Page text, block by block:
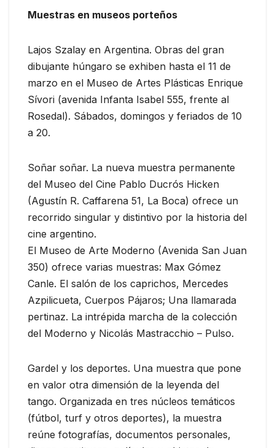
Muestras en museos porteños
Lajos Szalay en Argentina. Obras del gran
dibujante húngaro se exhiben hasta el 11 de
marzo en el Museo de Artes Plásticas Enrique
Sívori (avenida Infanta Isabel 555, frente al
Rosedal). Sábados, domingos y feriados de 10
a 20.
Soñar soñar. La nueva muestra permanente
del Museo del Cine Pablo Ducrós Hicken
(Agustín R. Caffarena 51, La Boca) ofrece un
recorrido singular y distintivo por la historia del
cine argentino.
El Museo de Arte Moderno (Avenida San Juan
350) ofrece varias muestras: Max Gómez
Canle. El salón de los caprichos, Mercedes
Azpilicueta, Cuerpos Pájaros; Una llamarada
pertinaz. La intrépida marcha de la colección
del Moderno y Nicolás Mastracchio – Pulso.
Gardel y los deportes. Una muestra que pone
en valor otra dimensión de la leyenda del
tango. Organizada en tres núcleos temáticos
(fútbol, turf y otros deportes), la muestra
reúne fotografías, documentos personales,